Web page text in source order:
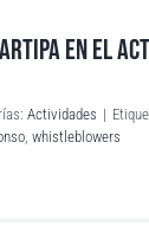
EN EL
Actividades |
, whistleblowers